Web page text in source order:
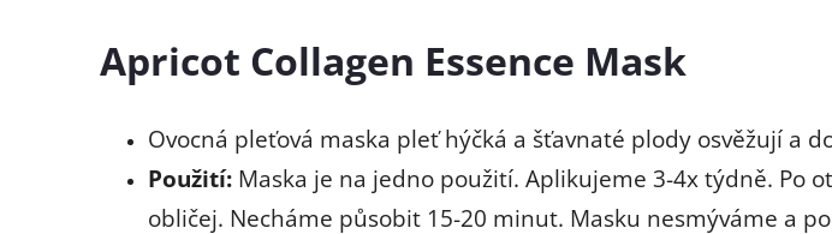
Apricot Collagen Essence Mask
Ovocná pleťová maska pleť hýčká a šťavnaté plody osvěžují a
Použití: Maska je na jedno použití. Aplikujeme 3-4x týdně.
obličej. Necháme působit 15-20 minut. Masku nesmýváme a